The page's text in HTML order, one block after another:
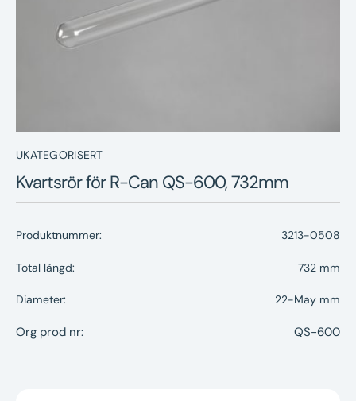
Underhållstips
UKATEGORISERT
Kvartsrör för R-Can QS-600, 732mm
Produktnummer: 3213-0508
Total längd: 732 mm
Diameter: 22-May mm
Org prod nr: QS-600